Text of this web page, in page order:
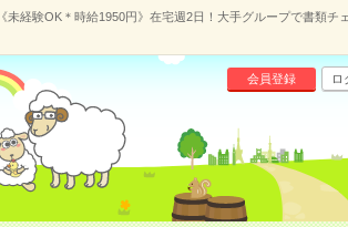
《未経験OK＊時給1950円》在宅週2日！大手グループで書類チ
会員登録 ロ